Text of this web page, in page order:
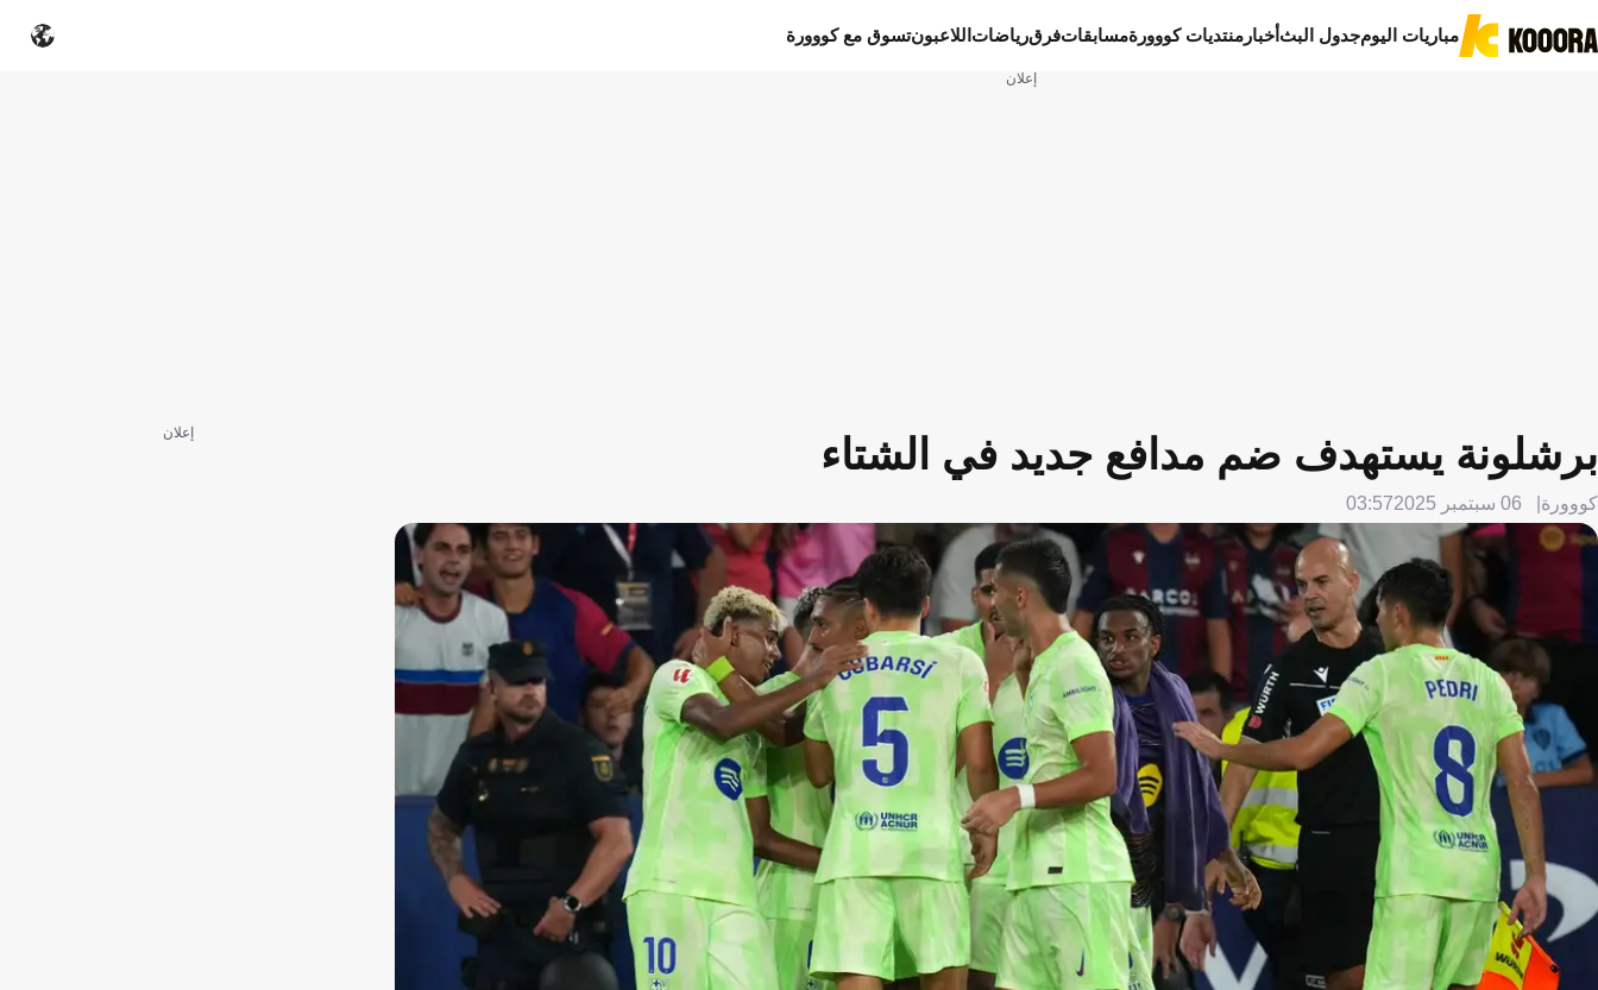
مباريات اليومجدول البثأخبار منتديات كووورةمسابقاتفرقرياضات اللاعبونتسوق مع كووورة
إعلان
برشلونة يستهدف ضم مدافع جديد في الشتاء
كووورة 06 سبتمبر 2025 03:57
إعلان